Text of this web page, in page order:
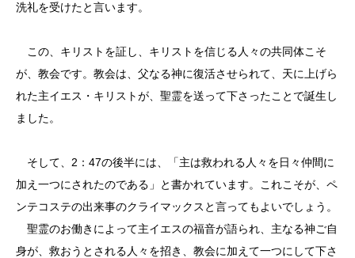
洗礼を受けたと言います。
この、キリストを証し、キリストを信じる人々の共同体こそ
が、教会です。教会は、父なる神に復活させられて、天に上げら
れた主イエス・キリストが、聖霊を送って下さったことで誕生し
ました。
そして、2：47の後半には、「主は救われる人々を日々仲間に
加え一つにされたのである」と書かれています。これこそが、ペ
ンテコステの出来事のクライマックスと言ってもよいでしょう。
聖霊のお働きによって主イエスの福音が語られ、主なる神ご自
身が、救おうとされる人々を招き、教会に加えて一つにして下さ